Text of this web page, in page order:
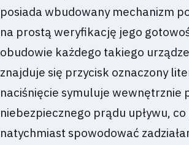
posiada wbudowany mechanizm
na prostą weryfikację jego
obudowie każdego takiego
znajduje się przycisk oznaczony
naciśnięcie symuluje wewnętrznie
niebezpiecznego prądu upływu,
natychmiast spowodować